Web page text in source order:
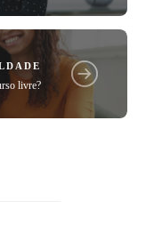
livre?